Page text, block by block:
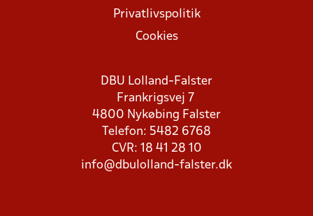
Privatlivspolitik
Cookies
DBU Lolland-Falster
Frankrigsvej 7
4800 Nykøbing Falster
Telefon: 5482 6768
CVR: 18 41 28 10
info@dbulolland-falster.dk